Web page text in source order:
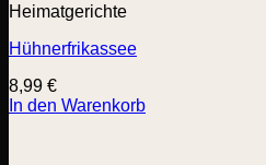
Heimatgerichte
Hühnerfrikassee
8,99 €
In den Warenkorb